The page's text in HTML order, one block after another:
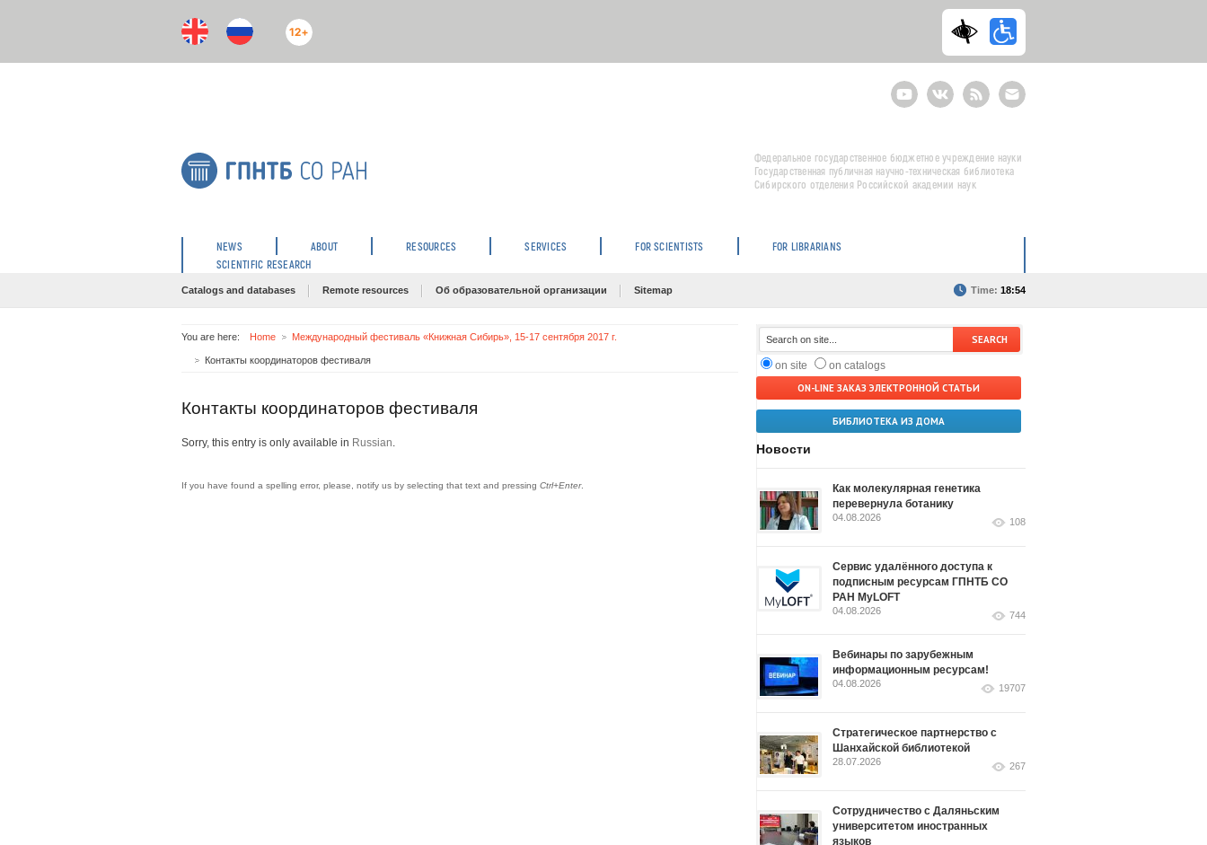
12+
YoutubeВКонтактеRSS
E-
mail
подписка
Федеральное государственное бюджетное учреждение науки
Государственная публичная научно-техническая библиотека
Сибирского отделения Российской академии наук
NEWS ABOUT RESOURCES SERVICES FOR SCIENTISTS
FOR LIBRARIANS
SCIENTIFIC RESEARCH
Catalogs and databases Remote resources Об образовательной организации Sitemap Time: 18:54
You are here: Home Международный фестиваль «Книжная Сибирь», 15-17 сентября 2017 г.
Контакты координаторов фестиваля
Контакты координаторов фестиваля
Sorry, this entry is only available in Russian.
If you have found a spelling error, please, notify us by selecting that text and pressing Ctrl+Enter.
on site
on catalogs
ON-LINE ЗАКАЗ ЭЛЕКТРОННОЙ СТАТЬИ
БИБЛИОТЕКА ИЗ ДОМА
Новости
Как молекулярная генетика
перевернула ботанику
04.08.2026 108
Сервис удалённого доступа к
подписным ресурсам ГПНТБ СО
РАН MyLOFT
04.08.2026 744
Вебинары по зарубежным
информационным ресурсам!
04.08.2026 19707
Стратегическое партнерство с
Шанхайской библиотекой
28.07.2026 267
Сотрудничество с Даляньским
университетом иностранных
языков